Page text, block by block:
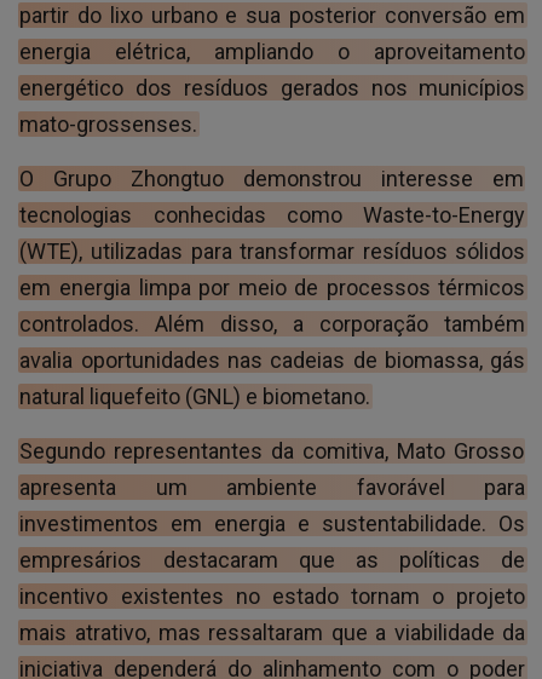
partir do lixo urbano e sua posterior conversão em
energia elétrica, ampliando o aproveitamento
energético dos resíduos gerados nos municípios
mato-grossenses.
O Grupo Zhongtuo demonstrou interesse em
tecnologias conhecidas como Waste-to-Energy
(WTE), utilizadas para transformar resíduos sólidos
em energia limpa por meio de processos térmicos
controlados. Além disso, a corporação também
avalia oportunidades nas cadeias de biomassa, gás
natural liquefeito (GNL) e biometano.
Segundo representantes da comitiva, Mato Grosso
apresenta um ambiente favorável para
investimentos em energia e sustentabilidade. Os
empresários destacaram que as políticas de
incentivo existentes no estado tornam o projeto
mais atrativo, mas ressaltaram que a viabilidade da
iniciativa dependerá do alinhamento com o poder